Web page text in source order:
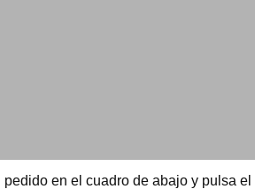
en el cuadro de abajo y pulsa